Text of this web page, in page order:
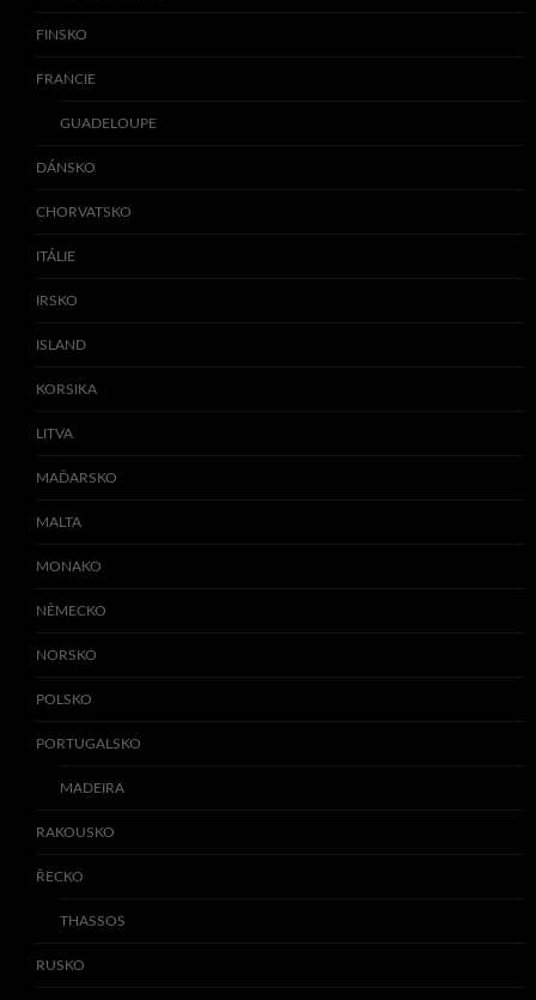
FINSKO
FRANCIE
GUADELOUPE
DÁNSKO
CHORVATSKO
ITÁLIE
IRSKO
ISLAND
KORSIKA
LITVA
MAĎARSKO
MALTA
MONAKO
NĚMECKO
NORSKO
POLSKO
PORTUGALSKO
MADEIRA
RAKOUSKO
ŘECKO
THASSOS
RUSKO